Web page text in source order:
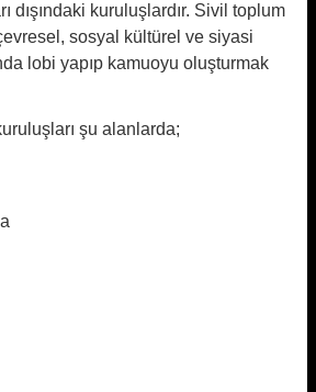
dışındaki kuruluşlardır. Sivil toplum
sosyal kültürel ve siyasi
lobi yapıp kamuoyu oluşturmak
şu alanlarda;